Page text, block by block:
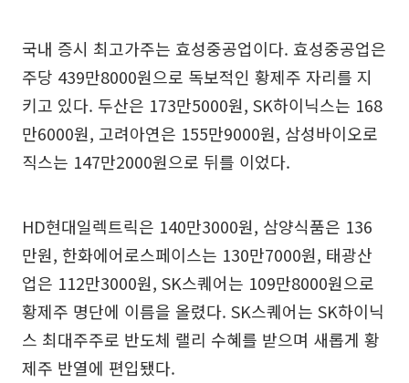
국내 증시 최고가주는 효성중공업이다. 효성중공업은
주당 439만8000원으로 독보적인 황제주 자리를 지
키고 있다. 두산은 173만5000원, SK하이닉스는 168
만6000원, 고려아연은 155만9000원, 삼성바이오로
직스는 147만2000원으로 뒤를 이었다.
HD현대일렉트릭은 140만3000원, 삼양식품은 136
만원, 한화에어로스페이스는 130만7000원, 태광산
업은 112만3000원, SK스퀘어는 109만8000원으로
황제주 명단에 이름을 올렸다. SK스퀘어는 SK하이닉
스 최대주주로 반도체 랠리 수혜를 받으며 새롭게 황
제주 반열에 편입됐다.